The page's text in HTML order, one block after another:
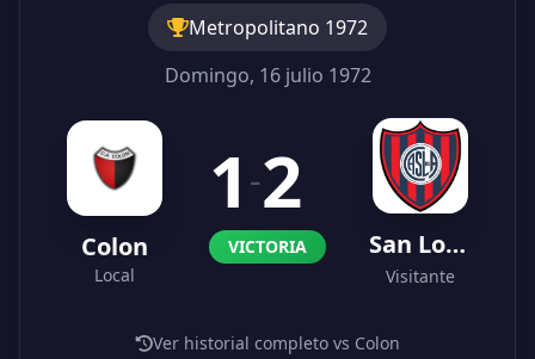
Metropolitano 1972
Domingo, 16 julio 1972
Colon
Local
1 -2
VICTORIA San Lorenzo
Visitante
Ver historial completo vs Colon